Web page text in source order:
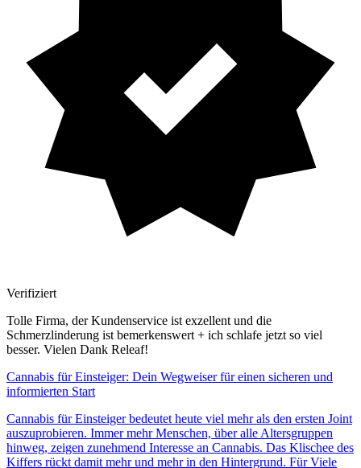
Verifiziert
Tolle Firma, der Kundenservice ist exzellent und die
Schmerzlinderung ist bemerkenswert + ich schlafe jetzt so viel
besser. Vielen Dank Releaf!
Cannabis für Einsteiger: Dein Wegweiser für einen sicheren und
informierten Start
Cannabis für Einsteiger bedeutet heute viel mehr als den ersten Joint
auszuprobieren. Immer mehr Menschen, über alle Altersgruppen
hinweg, zeigen zunehmend Interesse an Cannabis. Das Klischee des
Kiffers rückt damit mehr und mehr in den Hintergrund. Für Viele